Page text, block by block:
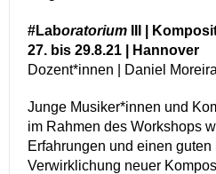
#Laboratorium III |
27. bis 29.8.21 | Hannover
Dozent*innen | Daniel
Junge Musiker*innen und
im Rahmen des Workshops
Erfahrungen und einen
Verwirklichung neuer